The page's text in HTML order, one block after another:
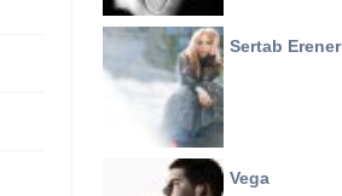
Sertab Erener
Vega